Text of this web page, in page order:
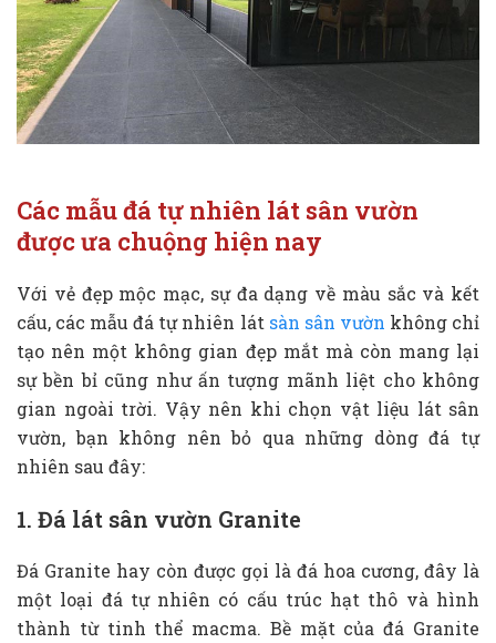
Các mẫu đá tự nhiên lát sân vườn
được ưa chuộng hiện nay
Với vẻ đẹp mộc mạc, sự đa dạng về màu sắc và kết
cấu, các mẫu đá tự nhiên lát sàn sân vườn không chỉ
tạo nên một không gian đẹp mắt mà còn mang lại
sự bền bỉ cũng như ấn tượng mãnh liệt cho không
gian ngoài trời. Vậy nên khi chọn vật liệu lát sân
vườn, bạn không nên bỏ qua những dòng đá tự
nhiên sau đây:
1. Đá lát sân vườn Granite
Đá Granite hay còn được gọi là đá hoa cương, đây là
một loại đá tự nhiên có cấu trúc hạt thô và hình
thành từ tinh thể macma. Bề mặt của đá Granite